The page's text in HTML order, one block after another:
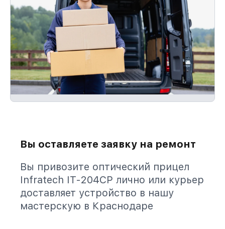
Вы оставляете заявку на ремонт
Вы привозите оптический прицел
Infratech IT-204CP лично или курьер
доставляет устройство в нашу
мастерскую в Краснодаре